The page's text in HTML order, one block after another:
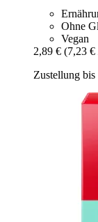
Ohne
Vegan
2,89 € (7,23 €
Zustellung